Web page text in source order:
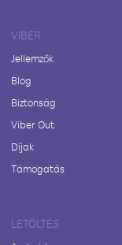
VIBER
Jellemzők
Blog
Biztonság
Viber Out
Díjak
Támogatás
LETÖLTÉS